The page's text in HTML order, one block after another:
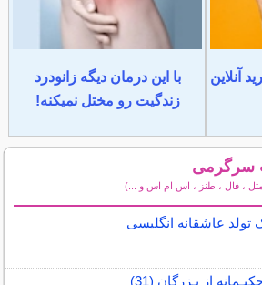
آنلاین
با این درمان دیگه زانودرد
زندگیت رو مختل نمیکنه!
سرگرمی
، فال ، طنز ، اس ام اس و ...)
تولد عاشقانه انگلیسی
از بـزرگان (31)